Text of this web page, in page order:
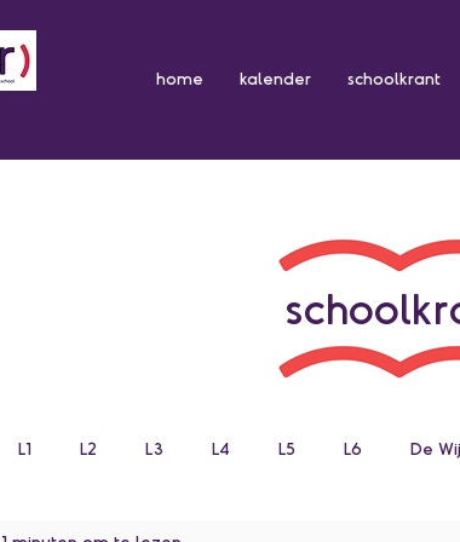
L1 L2 L3 L4 L5 L6 De
home kalender schoolkrant